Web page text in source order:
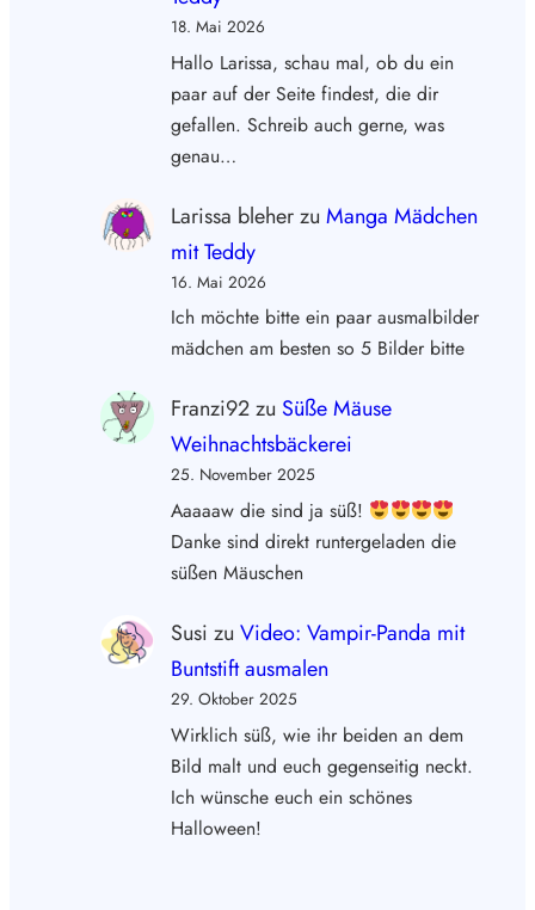
18. Mai 2026
Hallo Larissa, schau mal, ob du ein
paar auf der Seite findest, die dir
gefallen. Schreib auch gerne, was
genau…
Larissa bleherzu Manga Mädchen
mit Teddy
16. Mai 2026
Ich möchte bitte ein paar ausmalbilder
mädchen am besten so 5 Bilder bitte
Franzi92zu Süße Mäuse
Weihnachtsbäckerei
25. November 2025
Aaaaaw die sind ja süß!
Danke sind direkt runtergeladen die
süßen Mäuschen
Susi zu Video: Vampir-Panda mit
Buntstift ausmalen
29. Oktober 2025
Wirklich süß, wie ihr beiden an dem
Bild malt und euch gegenseitig neckt.
Ich wünsche euch ein schönes
Halloween!